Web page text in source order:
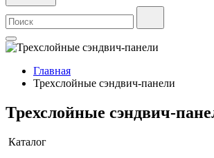
Главная
Трехслойные сэндвич-панели
Трехслойные сэндвич-
Каталог